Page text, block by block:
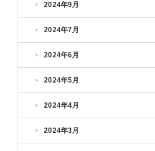
2024年9月
2024年7月
2024年6月
2024年5月
2024年4月
2024年3月